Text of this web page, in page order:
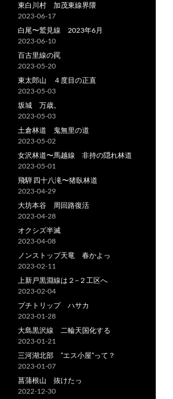
東白川村 加茂東線界隈
2023-06-17
白尾〜鷲見線 2023年6月
2023-06-10
百古里線の罠
2023-05-20
東太郎山 ４度目の正直
2023-05-03
坂城 万歳。
2023-05-03
土倉林道 鬼無里の道
2023-05-02
女沢林道〜馬越線 非持の隠れ林道
2023-05-01
飛騨 四十八滝〜猪臥林道
2023-04-29
大坊本谷 周回路復活
2023-04-28
オクシズ半滅
2023-04-08
ノンストップ天竜 春かよっ
2023-02-11
上新戸黒淵線は２−２工区へ
2023-02-04
プチトリップ ハサカ
2023-01-28
大島黒沢線 二輪天国化する
2023-01-21
三河湖北部 ”エス小屋”って？
2023-01-07
菖蒲根山 抜けたっ
2022-12-30